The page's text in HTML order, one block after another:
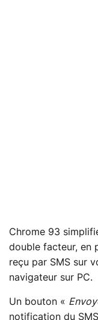
Chrome 93
double facteur, en
reçu par SMS sur
navigateur sur PC.
Un bouton «
notification du